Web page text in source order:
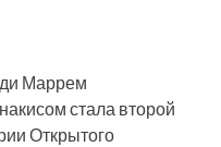
Маррем
стала второй
Открытого